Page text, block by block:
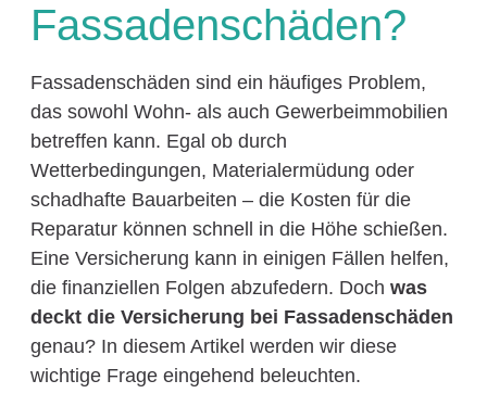
Fassadenschäden?
Fassadenschäden sind ein häufiges Problem,
das sowohl Wohn- als auch Gewerbeimmobilien
betreffen kann. Egal ob durch
Wetterbedingungen, Materialermüdung oder
schadhafte Bauarbeiten – die Kosten für die
Reparatur können schnell in die Höhe schießen.
Eine Versicherung kann in einigen Fällen helfen,
die finanziellen Folgen abzufedern. Doch was
deckt die Versicherung bei Fassadenschäden
genau? In diesem Artikel werden wir diese
wichtige Frage eingehend beleuchten.